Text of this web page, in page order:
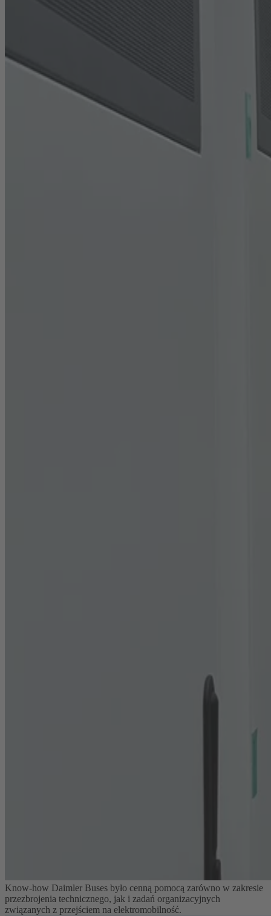
Know-how Daimler Buses było cenną pomocą zarówno w zakresie
przezbrojenia technicznego, jak i zadań organizacyjnych
związanych z przejściem na elektromobilność.